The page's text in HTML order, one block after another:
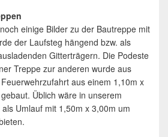
einige Bilder zu der Bautreppe mit
der Laufsteg hängend bzw. als
Gitterträgern. Die Podeste
Treppe zur anderen wurde aus
aus einem 1,10m x
Üblich wäre in unserem
Umlauf mit 1,50m x 3,00m um